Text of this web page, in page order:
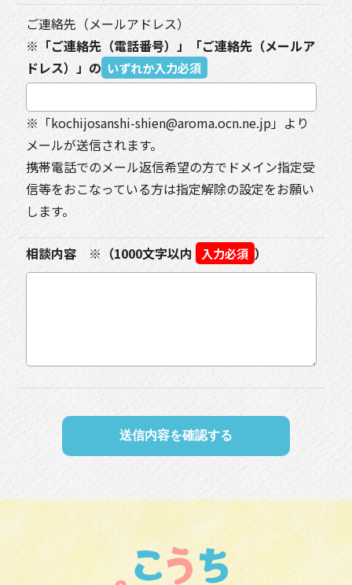
ご連絡先（メールアドレス）
※「ご連絡先（電話番号）」「ご連絡先（メールア
ドレス）」の いずれか入力必須
※「kochijosanshi-shien@aroma.ocn.ne.jp」より
メールが送信されます。
携帯電話でのメール返信希望の方でドメイン指定受
信等をおこなっている方は指定解除の設定をお願い
します。
相談内容 ※（1000文字以内 入力必須 ）